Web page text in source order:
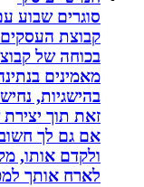
סוגרים שבוע עם
קבוצת העסקים
בכוחה של קבוצה
מאמינים בנתינה
בהישגיות,
זאת תוך יצירת
אם גם לך חשוב
ולקדם אותו,
לארח אותך